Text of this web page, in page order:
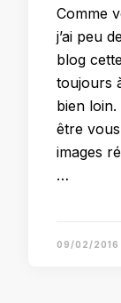
Comme
j’ai peu
blog
toujours
bien loin.
être
images
…
09/02/2016